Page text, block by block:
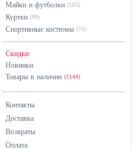
tanzmuster
Uhlsport
Venum
WHISTLER
серебристый
синий
фиолетовый
Майки и футболки (165)
Куртки (99)
Спортивные костюмы (74)
Скидки
Новинки
Товары в наличии (1144)
Контакты
Доставка
Возвраты
Оплата